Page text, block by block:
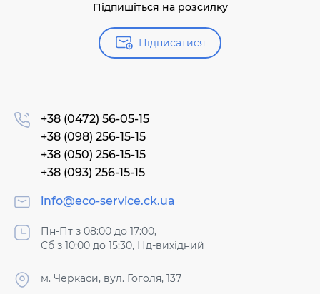
Підпишіться на розсилку
Підписатися
+38 (0472) 56-05-15
+38 (098) 256-15-15
+38 (050) 256-15-15
+38 (093) 256-15-15
info@eco-service.ck.ua
Пн-Пт з 08:00 до 17:00,
Сб з 10:00 до 15:30, Нд-вихідний
м. Черкаси, вул. Гоголя, 137